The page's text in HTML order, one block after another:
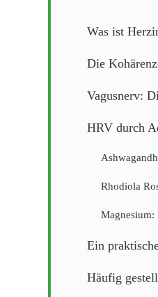
Was ist
Die
Vagusnerv:
HRV durch
Rhodiola
Ein
Häufig